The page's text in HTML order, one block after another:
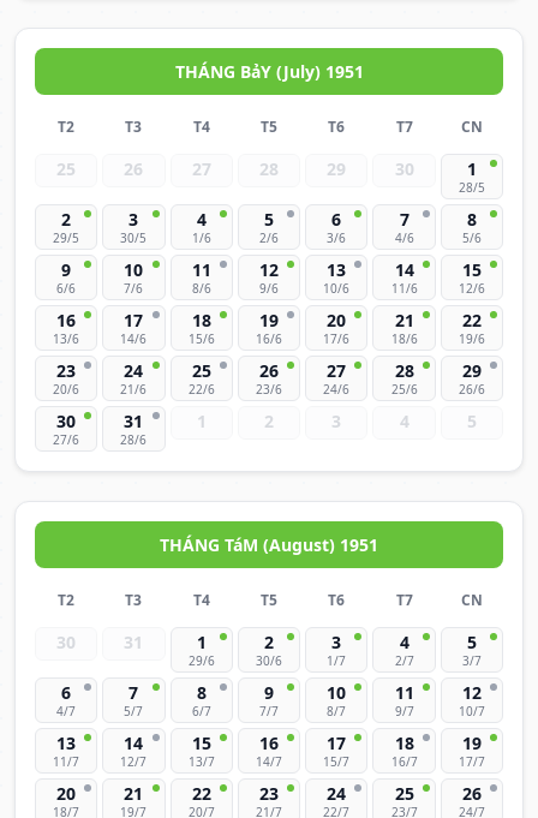
THÁNG BảY (July) 1951
T2 T3 T4 T5 T6 T7 CN
25 26 27 28 29 30 1
28/5
2
29/5
3
30/5
4
1/6
5
2/6
6
3/6
7
4/6
8
5/6
9
6/6
10
7/6
11
8/6
12
9/6
13
10/6
14
11/6
15
12/6
16
13/6
17
14/6
18
15/6
19
16/6
20
17/6
21
18/6
22
19/6
23
20/6
24
21/6
25
22/6
26
23/6
27
24/6
28
25/6
29
26/6
30
27/6
31
28/6
1 2 3 4 5
THÁNG TáM (August) 1951
T2 T3 T4 T5 T6 T7 CN
30 31 1
29/6
2
30/6
3
1/7
4
2/7
5
3/7
6
4/7
7
5/7
8
6/7
9
7/7
10
8/7
11
9/7
12
10/7
13
11/7
14
12/7
15
13/7
16
14/7
17
15/7
18
16/7
19
17/7
20
18/7
21
19/7
22
20/7
23
21/7
24
22/7
25
23/7
26
24/7